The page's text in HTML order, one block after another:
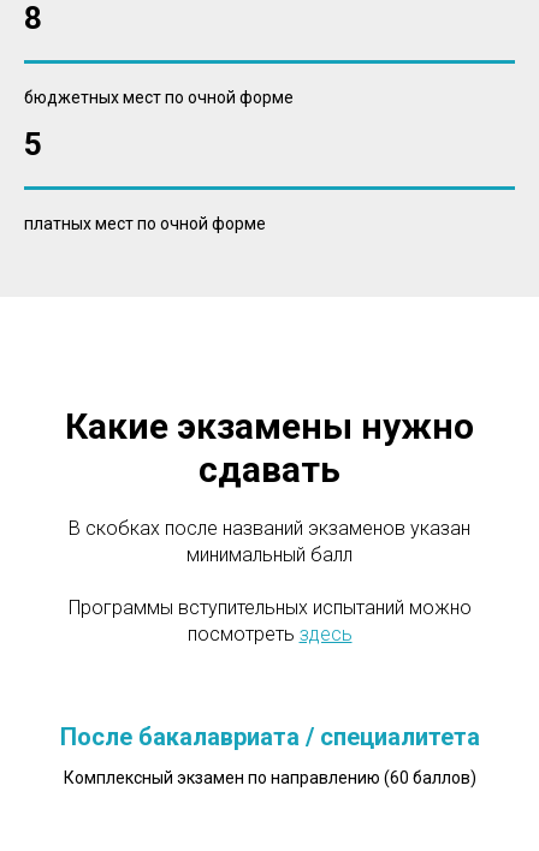
8
бюджетных мест по очной форме
5
платных мест по очной форме
Какие экзамены нужно
сдавать
В скобках после названий экзаменов указан
минимальный балл
Программы вступительных испытаний можно
посмотреть здесь
После бакалавриата / специалитета
Комплексный экзамен по направлению (60 баллов)